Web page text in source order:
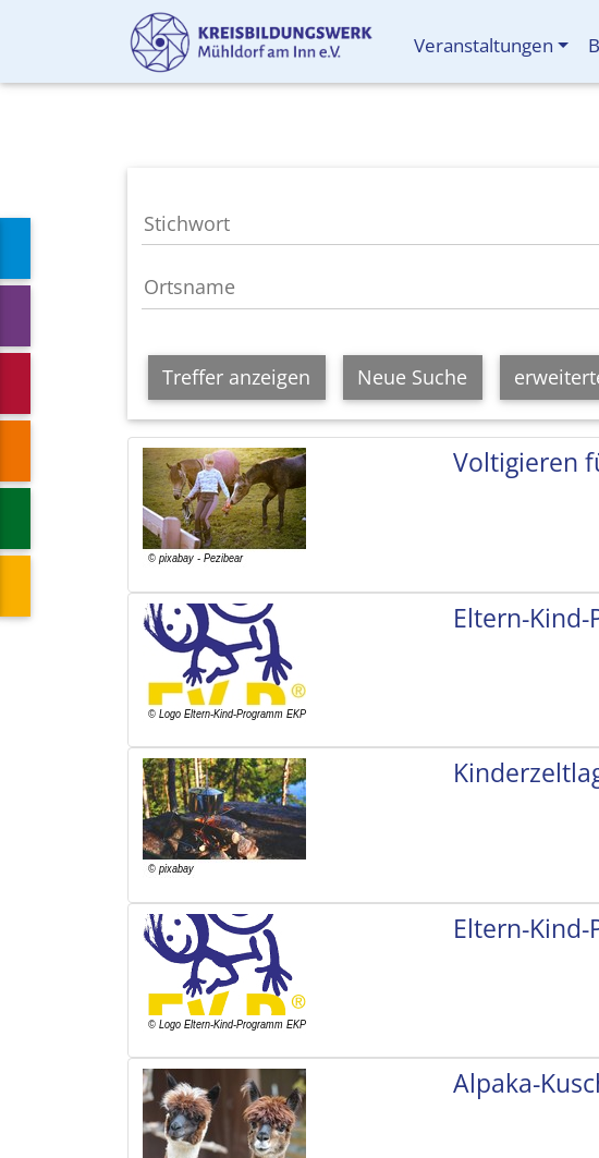
Veranstaltungen
Treffer anzeigen Neue Suche
Voltigieren
Eltern-
Eltern-
Alpaka-